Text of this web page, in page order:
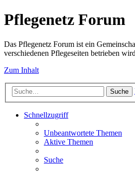
Pflegenetz Forum
Das Pflegenetz Forum ist ein
verschiedenen Pflegeseiten betrieben wird
Zum Inhalt
Suche
Schnellzugriff
Unbeantwortete Themen
Aktive Themen
Suche